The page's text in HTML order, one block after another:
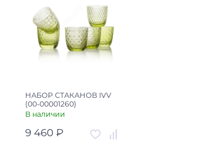
НАБОР СТАКАНОВ IVV
(00-00001260)
В наличии
9 460 ₽